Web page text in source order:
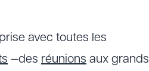
avec toutes les
—des réunions aux grands